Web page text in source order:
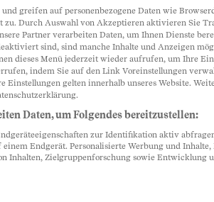
im
für
Partnerinhalte
greifen auf personenbezogene Daten wie
zu. Durch Auswahl von Akzeptieren aktivieren Sie
Partner verarbeiten Daten, um Ihnen Dienste
sind, sind manche Inhalte und Anzeigen
dieses Menü jederzeit wieder aufrufen, um Ihre
indem Sie auf den Link Voreinstellungen
Einstellungen gelten innerhalb unseres Website.
Daten, um Folgendes bereitzustellen:
zur Identifikation aktiv
Endgerät. Personalisierte Werbung und Inhalte,
Inhalten, Zielgruppenforschung sowie Entwicklung